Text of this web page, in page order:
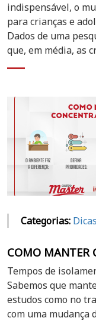
indispensável, o
para crianças e
Dados de uma
que, em média, as
Categorias: Dicas
COMO MANTER
Tempos de
Sabemos que
estudos como no
com uma mudança